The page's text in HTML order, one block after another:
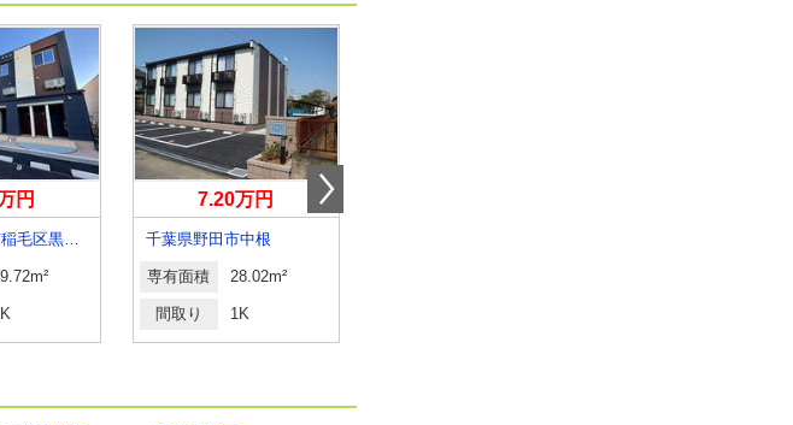
円
千葉県千葉市稲毛区黒砂台１
7.20万円
千葉県野田市中根
専有面積 28.02m²
間取り 1K